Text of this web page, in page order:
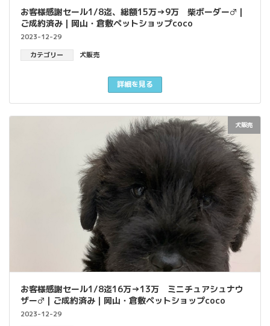
お客様感謝セール1/8迄、総額15万→9万 柴ボーダー♂｜
ご成約済み｜岡山・倉敷ペットショップcoco
2023-12-29
カテゴリー
犬販売
詳細を見る
犬販売
お客様感謝セール1/8迄16万→13万 ミニチュアシュナウ
ザー♂｜ご成約済み｜岡山・倉敷ペットショップcoco
2023-12-29